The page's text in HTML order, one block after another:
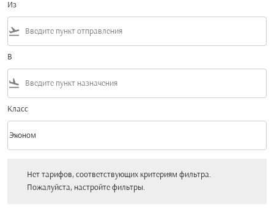
Из
flight_takeoff
В
flight_land
Класс
Класс option Эконом Selected
Эконом
keyboard_arrow_down
Нет тарифов, соответствующих критериям фильтра.
Пожалуйста, настройте фильтры.